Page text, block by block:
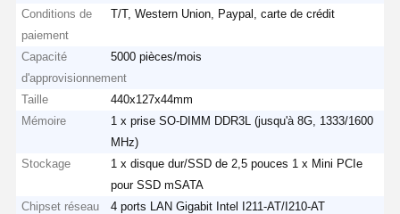
Conditions de
paiement
T/T, Western Union, Paypal, carte de crédit
Capacité
d'approvisionnement
5000 pièces/mois
Taille
440x127x44mm
Mémoire
1 x prise SO-DIMM DDR3L (jusqu'à 8G, 1333/1600
MHz)
Stockage
1 x disque dur/SSD de 2,5 pouces 1 x Mini PCIe
pour SSD mSATA
Chipset réseau
4 ports LAN Gigabit Intel I211-AT/I210-AT